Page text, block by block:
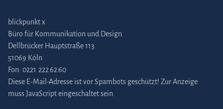
blickpunkt x
Büro für Kommunikation und Design
Dellbrücker Hauptstraße 113
51069 Köln
Fon: 0221 222 62 60
Diese E-Mail-Adresse ist vor Spambots geschützt! Zur Anzeige
muss JavaScript eingeschaltet sein.